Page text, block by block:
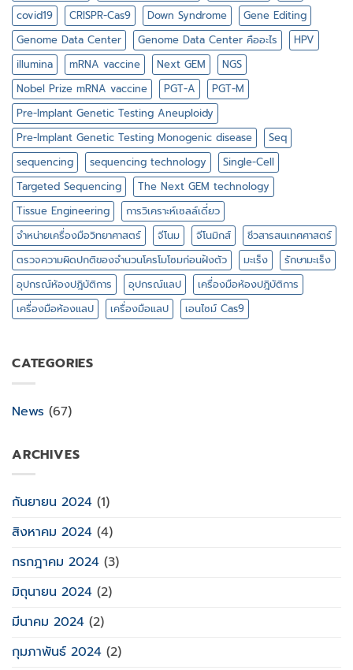
covid19
CRISPR-Cas9 Down Syndrome
Gene Editing
Genome Data Center
Genome Data Center คืออะไร
HPV
illumina
mRNA vaccine Next GEM
NGS
Nobel Prize mRNA vaccine
PGT-A
PGT-M
Pre-Implant Genetic Testing Aneuploidy
Pre-Implant Genetic Testing Monogenic disease
Seq
sequencing
sequencing technology
Single-Cell
Targeted Sequencing
The Next GEM technology
Tissue Engineering
การวิเคราะห์เซลล์เดี่ยว
จำหน่ายเครื่องมือวิทยาศาสตร์
จีโนม จีโนมิกส์
ชีวสารสนเทศศาสตร์
ตรวจความผิดปกติของจำนวนโครโมโซมก่อนฝังตัว
มะเร็ง
รักษามะเร็ง
อุปกรณ์ห้องปฎิบัติการ
อุปกรณ์แลป
เครื่องมือห้องปฎิบัติการ
เครื่องมือห้องแลป
เครื่องมือแลป เอนไซม์ Cas9
CATEGORIES
News (67)
ARCHIVES
กันยายน 2024 (1)
สิงหาคม 2024 (4)
กรกฎาคม 2024 (3)
มิถุนายน 2024 (2)
มีนาคม 2024 (2)
กุมภาพันธ์ 2024 (2)